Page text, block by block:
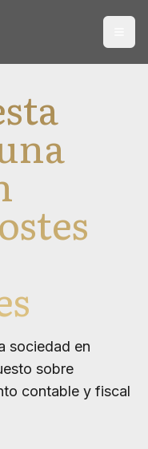
sociedad en
sobre
contable y fiscal